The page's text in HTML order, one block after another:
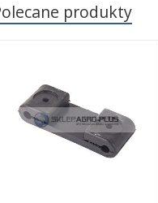
produkty